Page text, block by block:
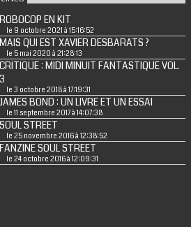
ROBOCOP EN KIT
le 9 octobre 2021 à 15:16:52
MAIS QUI EST XAVIER DESBARATS ?
le 5 mai 2020 à 21:28:13
CRITIQUE : MIDI MINUIT FANTASTIQUE VOL.
3
le 3 octobre 2018 à 17:19:31
JAMES BOND : UN LIVRE ET UN ESSAI
le 11 septembre 2017 à 14:07:38
SOUL STREET
le 25 novembre 2016 à 12:38:52
FANZINE SOUL STREET
le 24 octobre 2016 à 12:09:31